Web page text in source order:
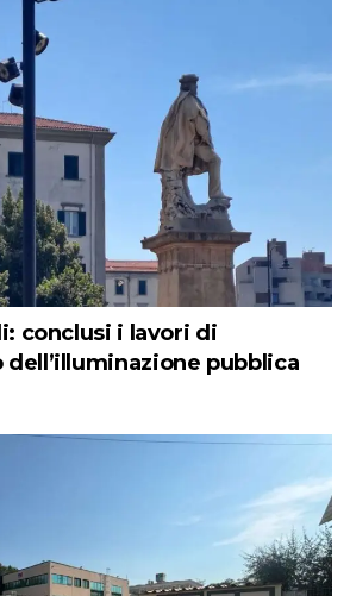
conclusi i lavori di
pubblica